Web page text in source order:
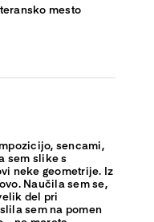
mesto
sencami,
sem slike s
neke geometrije. Iz
Naučila sem se,
del pri
sem na pomen